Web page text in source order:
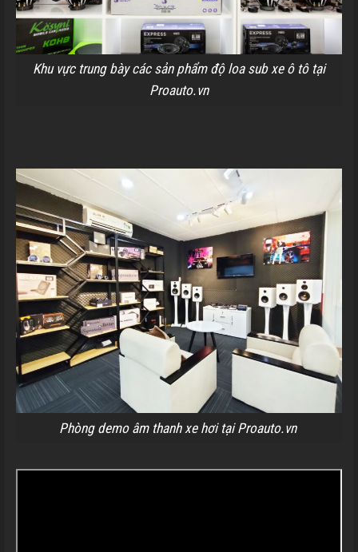
Khu vực trung bày các sản phẩm độ loa sub xe ô tô tại
Proauto.vn
Phòng demo âm thanh xe hơi tại Proauto.vn